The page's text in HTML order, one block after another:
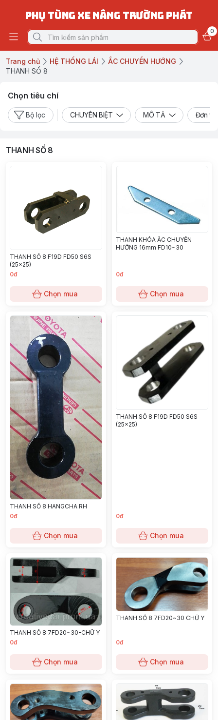
PHỤ TÙNG XE NÂNG TRƯỜNG PHÁT
0
Trang chủ HỆ THỐNG LÁI
ẮC CHUYỂN HƯỚNG
THANH SỐ 8
Chọn tiêu chí
Bộ lọc CHUYÊN BIỆT MÔ TẢ Đơn vị
THANH SỐ 8
THANH SỐ 8 F19D FD50 S6S
(25x25)
0đ
Chọn mua
THANH KHÓA ẮC CHUYỂN
HƯỚNG 16mm FD10~30
0đ
Chọn mua
THANH SỐ 8 HANGCHA RH
0đ
Chọn mua
THANH SỐ 8 F19D FD50 S6S
(25x25)
0đ
Chọn mua
THANH SỐ 8 7FD20~30-CHỮ Y
0đ
Chọn mua
THANH SỐ 8 7FD20~30 CHỮ Y
0đ
Chọn mua